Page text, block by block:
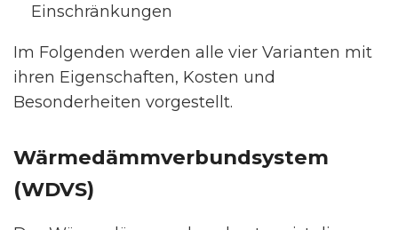
Einschränkungen
Im Folgenden werden alle vier Varianten mit
ihren Eigenschaften, Kosten und
Besonderheiten vorgestellt.
Wärmedämmverbundsystem
(WDVS)